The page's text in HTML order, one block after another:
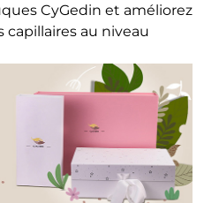
CyGedin et améliorez
au niveau